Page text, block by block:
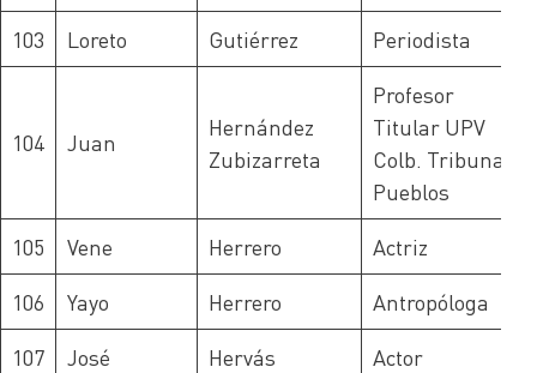
103
Loreto Gutiérrez Periodista
104 Juan
Hernández
Zubizarreta
Profesor
Titular UPV
Colb. Tribunal
Pueblos
105
Vene Herrero
Actriz
106
Yayo Herrero
Antropóloga
107
José Hervás Actor